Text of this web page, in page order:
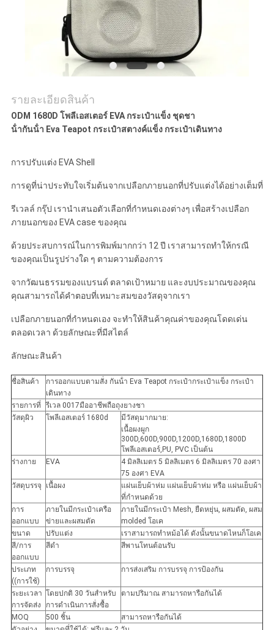
รายละเอียดสินค้า
ODM 1680D โพลีเอสเตอร์ EVA กระเป๋าแข็ง ชุดชา
น้ํากันน้ํา Eva Teapot กระเป๋าสตางค์แข็ง กระเป๋าเดินทาง
การปรับแต่ง EVA Shell
การดูที่น่าประทับใจเริ่มต้นจากเปลือกภายนอกที่ปรับแต่งได้อย่างเต็มที่
รีเวลล์ กรุ๊ป เรานําเสนอตัวเลือกที่กําหนดเองต่างๆ เพื่อสร้างเปลือก
ภายนอกของ EVA case ของคุณ
ด้วยประสบการณ์ในการพิมพ์มากกว่า 12 ปี เราสามารถทําให้กรณี
ของคุณเป็นรูปร่างใด ๆ ตามความต้องการ
จากวัฒนธรรมของแบรนด์ ตลาดเป้าหมาย และงบประมาณของคุณ
คุณสามารถได้คําตอบที่เหมาะสมของวัสดุจากเรา
เปลือกภายนอกที่กําหนดเอง จะทําให้สินค้าคุณค่าของคุณโดดเด่น
ตลอดเวลา ด้วยลักษณะที่มีสไตล์
ลักษณะสินค้า
ชื่อสินค้า
การออกแบบตามสั่ง กันน้ํา Eva Teapot กระเป๋ากระเป๋าแข็ง กระเป๋า
เดินทาง
รายการที่
รีเวล 0017มืออาชีพถือถุงยางชา
วัสดุผิว
โพลีเอสเตอร์ 1680d
มีวัสดุมากมาย:
เนื้อผงผูก
300D,600D,900D,1200D,1680D,1800D
โพลีเอสเตอร์,PU, PVC เป็นต้น
ร่างกาย
EVA
4 มิลลิเมตร 5 มิลลิเมตร 6 มิลลิเมตร 70 องศา
75 องศา EVA
วัสดุบรรจุ
เนื้อผง
แผ่นเย็บผ้าห่ม แผ่นเย็บผ้าห่ม หรือ แผ่นเย็บผ้า
ที่กําหนดด้วย
การ
ออกแบบ
ภายในมีกระเป๋าเครือ
ข่ายและผสมตัด
ภายในมีกระเป๋า Mesh, ยืดหยุ่น, ผสมตัด, ผสม
molded โอเค
ขนาด
ปรับแต่ง
เราสามารถทําหม้อได้ ดังนั้นขนาดไหนก็โอเค
สี/การ
ออกแบบ
สีดํา สีพานโทนต้อนรับ
ประเภท
((การใช้)
การบรรจุ การส่งเสริม การบรรจุ การป้องกัน
ระยะเวลา
การจัดส่ง
โดยปกติ 30 วันสําหรับ
การดําเนินการสั่งซื้อ
ตามปริมาณ สามารถหารือกันได้
MOQ 500 ชิ้น
สามารถหารือกันได้